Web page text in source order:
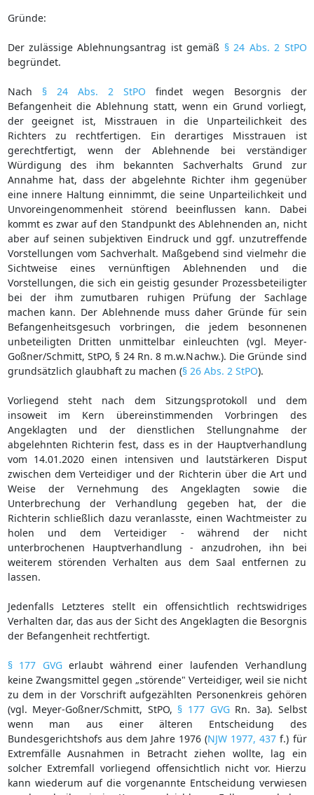
Gründe:
Der zulässige Ablehnungsantrag ist gemäß § 24 Abs. 2 StPO
begründet.
Nach § 24 Abs. 2 StPO findet wegen Besorgnis der
Befangenheit die Ablehnung statt, wenn ein Grund vorliegt,
der geeignet ist, Misstrauen in die Unparteilichkeit des
Richters zu rechtfertigen. Ein derartiges Misstrauen ist
gerechtfertigt, wenn der Ablehnende bei verständiger
Würdigung des ihm bekannten Sachverhalts Grund zur
Annahme hat, dass der abgelehnte Richter ihm gegenüber
eine innere Haltung einnimmt, die seine Unparteilichkeit und
Unvoreingenommenheit störend beeinflussen kann. Dabei
kommt es zwar auf den Standpunkt des Ablehnenden an, nicht
aber auf seinen subjektiven Eindruck und ggf. unzutreffende
Vorstellungen vom Sachverhalt. Maßgebend sind vielmehr die
Sichtweise eines vernünftigen Ablehnenden und die
Vorstellungen, die sich ein geistig gesunder Prozessbeteiligter
bei der ihm zumutbaren ruhigen Prüfung der Sachlage
machen kann. Der Ablehnende muss daher Gründe für sein
Befangenheitsgesuch vorbringen, die jedem besonnenen
unbeteiligten Dritten unmittelbar einleuchten (vgl. Meyer-
Goßner/Schmitt, StPO, § 24 Rn. 8 m.w.Nachw.). Die Gründe sind
grundsätzlich glaubhaft zu machen (§ 26 Abs. 2 StPO).
Vorliegend steht nach dem Sitzungsprotokoll und dem
insoweit im Kern übereinstimmenden Vorbringen des
Angeklagten und der dienstlichen Stellungnahme der
abgelehnten Richterin fest, dass es in der Hauptverhandlung
vom 14.01.2020 einen intensiven und lautstärkeren Disput
zwischen dem Verteidiger und der Richterin über die Art und
Weise der Vernehmung des Angeklagten sowie die
Unterbrechung der Verhandlung gegeben hat, der die
Richterin schließlich dazu veranlasste, einen Wachtmeister zu
holen und dem Verteidiger - während der nicht
unterbrochenen Hauptverhandlung - anzudrohen, ihn bei
weiterem störenden Verhalten aus dem Saal entfernen zu
lassen.
Jedenfalls Letzteres stellt ein offensichtlich rechtswidriges
Verhalten dar, das aus der Sicht des Angeklagten die Besorgnis
der Befangenheit rechtfertigt.
§ 177 GVGerlaubt während einer laufenden Verhandlung
keine Zwangsmittel gegen „störende" Verteidiger, weil sie nicht
zu dem in der Vorschrift aufgezählten Personenkreis gehören
(vgl. Meyer-Goßner/Schmitt, StPO, § 177 GVGRn. 3a). Selbst
wenn man aus einer älteren Entscheidung des
Bundesgerichtshofs aus dem Jahre 1976 (NJW 1977, 437 f.) für
Extremfälle Ausnahmen in Betracht ziehen wollte, lag ein
solcher Extremfall vorliegend offensichtlich nicht vor. Hierzu
kann wiederum auf die vorgenannte Entscheidung verwiesen